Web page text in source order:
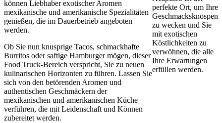
können Liebhaber exotischer Aromen
mexikanische und amerikanische Spezialitäten
genießen, die im Dauerbetrieb angeboten
werden.
Ob Sie nun knusprige Tacos, schmackhafte
Burritos oder saftige Hamburger mögen, dieser
Food Truck-Bereich verspricht, Sie zu neuen
kulinarischen Horizonten zu führen. Lassen Sie
sich von den betörenden Aromen und
authentischen Geschmäckern der
mexikanischen und amerikanischen Küche
verführen, die mit Leidenschaft und Können
zubereitet werden.
perfekte Ort, um Ihre
Geschmacksknospen
zu wecken und Sie
mit exotischen
Köstlichkeiten zu
verwöhnen, die alle
Ihre Erwartungen
erfüllen werden.